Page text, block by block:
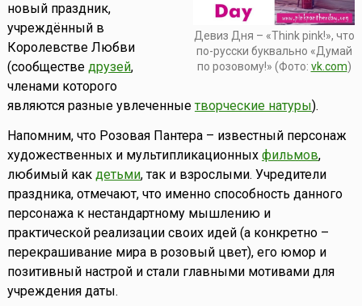
Девиз Дня – «Think pink!», что
по-русски буквально «Думай
по розовому!» (Фото: vk.com)
новый праздник,
учреждённый в
Королевстве Любви
(сообществе друзей,
членами которого
являются разные увлеченные творческие натуры).
Напомним, что Розовая Пантера – известный персонаж
художественных и мультипликационных фильмов,
любимый как детьми, так и взрослыми. Учредители
праздника, отмечают, что именно способность данного
персонажа к нестандартному мышлению и
практической реализации своих идей (а конкретно –
перекрашивание мира в розовый цвет), его юмор и
позитивный настрой и стали главными мотивами для
учреждения даты.